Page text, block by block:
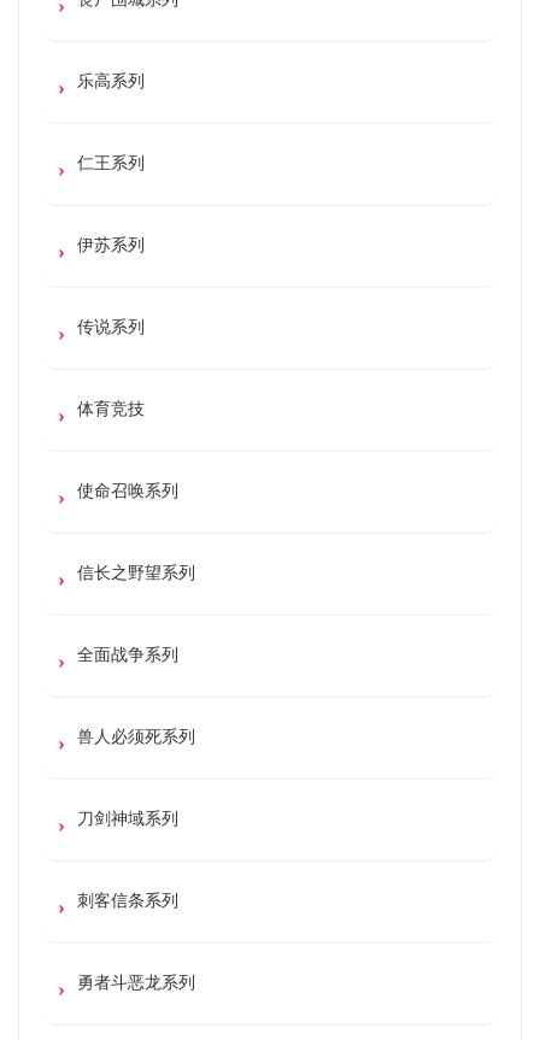
乐高系列
仁王系列
伊苏系列
传说系列
体育竞技
使命召唤系列
信长之野望系列
全面战争系列
兽人必须死系列
刀剑神域系列
刺客信条系列
勇者斗恶龙系列